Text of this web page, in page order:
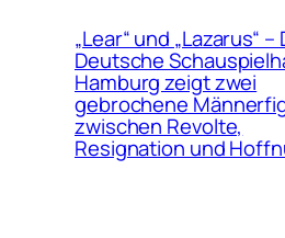
„Lear“ und „Lazarus“ –
Deutsche
Hamburg zeigt zwei
gebrochene
zwischen Revolte,
Resignation und